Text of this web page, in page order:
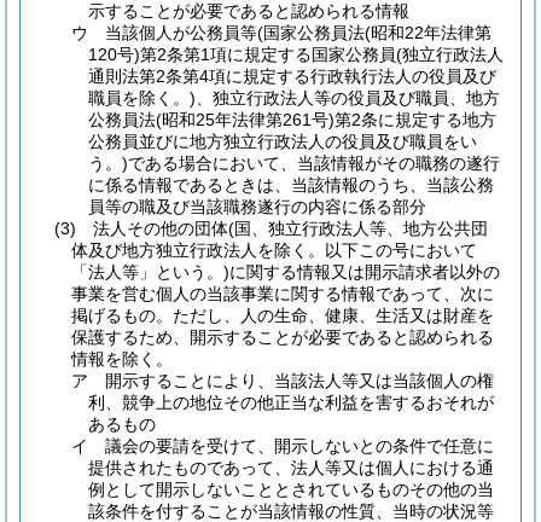
示することが必要であると認められる情報
ウ
当該個人が公務員等(国家公務員法(昭和22年法律第
120号)第2条第1項に規定する国家公務員(独立行政法人
通則法第2条第4項に規定する行政執行法人の役員及び
職員を除く。) 、独立行政法人等の役員及び職員、地方
公務員法(昭和25年法律第261号)第2条に規定する地方
公務員並びに地方独立行政法人の役員及び職員をい
う。)である場合において、当該情報がその職務の遂行
に係る情報であるときは、当該情報のうち、当該公務
員等の職及び当該職務遂行の内容に係る部分
(3)
法人その他の団体(国、独立行政法人等、地方公共団
体及び地方独立行政法人を除く。以下この号において
「法人等」という。)に関する情報又は開示請求者以外の
事業を営む個人の当該事業に関する情報であって、次に
掲げるもの。 ただし、人の生命、健康、生活又は財産を
保護するため、開示することが必要であると認められる
情報を除く。
ア
開示することにより、当該法人等又は当該個人の権
利、競争上の地位その他正当な利益を害するおそれが
あるもの
イ
議会の要請を受けて、開示しないとの条件で任意に
提供されたものであって、法人等又は個人における通
例として開示しないこととされているものその他の当
該条件を付することが当該情報の性質、当時の状況等